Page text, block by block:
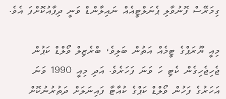
ގިމަރޭސް ފޮނުވާލި ޕެނަލްޓީއެއް ނައިލާންޑް ވަނީ ދިފާއުކޮށްފަ އެވެ.
މިއީ ޔޫރަޕްގެ ޓީމެއް އަތުން ބަލިވެ، ބްރެޒިލް ވޯލްޑް ކަޕުން
ޖެހިޖެހިގެން ކެޓި ހަ ވަނަ ފަހަރެވެ. އަދި މިއީ 1990 ވަނަ
އަހަރުގެ ފަހުން ވޯލްޑް ކަޕްގެ ކުއާޓާ ފައިނަލަށް ދަތުރުނުކޮށް